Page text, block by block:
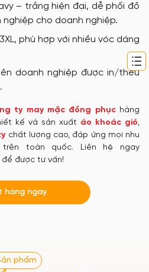
– trắng hiện đại, dễ phối đồ
cho doanh nghiệp.
phù hợp với nhiều vóc dáng
doanh nghiệp được in/thêu
ty may mặc đồng phụchàng
kế và sản xuất áo khoác gió,
chất lượng cao, đáp ứng mọi nhu
toàn quốc. Liên hệ ngay
để được tư vấn!
hàng ngay
phẩm